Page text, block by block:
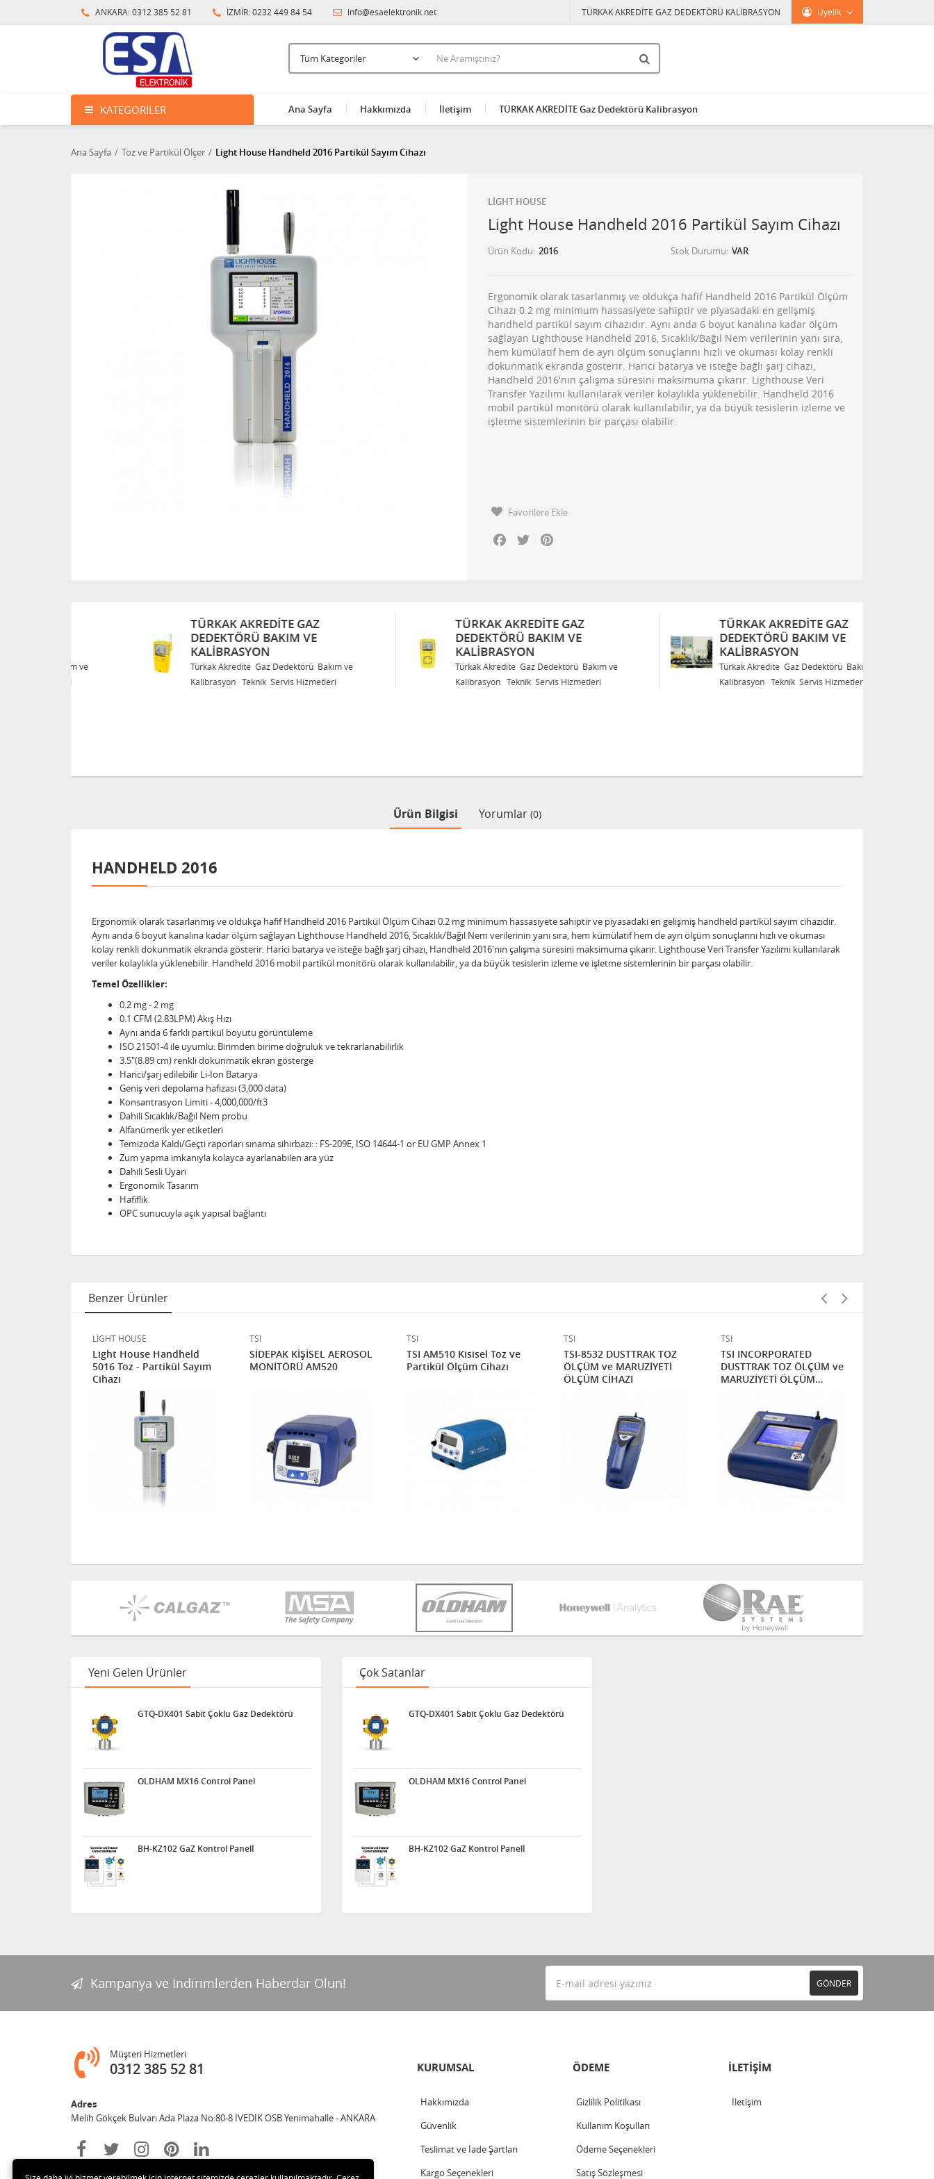
ANKARA: 0312 385 52 81 İZMİR: 0232 449 84 54 info@esaelektronik.net Üyelik
TÜRKAK AKREDİTE GAZ DEDEKTÖRÜ KALİBRASYON
KATEGORILER Ana Sayfa Hakkımızda İletişim TÜRKAK AKREDİTE Gaz Dedektörü Kalibrasyon
Ana Sayfa Toz ve Partikül Ölçer Light House Handheld 2016 Partikül Sayım Cihazı
LİGHT HOUSE
Light House Handheld 2016 Partikül Sayım Cihazı
Ürün Kodu 2016 Stok Durumu VAR
Ergonomik olarak tasarlanmış ve oldukça hafif Handheld 2016 Partikül Ölçüm
Cihazı 0.2 mg minimum hassasiyete sahiptir ve piyasadaki en gelişmiş
handheld partikül sayım cihazıdır. Aynı anda 6 boyut kanalına kadar ölçüm
sağlayan Lighthouse Handheld 2016, Sıcaklık/Bağıl Nem verilerinin yanı sıra,
hem kümülatif hem de ayrı ölçüm sonuçlarını hızlı ve okuması kolay renkli
dokunmatik ekranda gösterir. Harici batarya ve isteğe bağlı şarj cihazı,
Handheld 2016'nın çalışma süresini maksimuma çıkarır. Lighthouse Veri
Transfer Yazılımı kullanılarak veriler kolaylıkla yüklenebilir. Handheld 2016
mobil partikül monitörü olarak kullanılabilir, ya da büyük tesislerin izleme ve
işletme sistemlerinin bir parçası olabilir.
Favorilere Ekle
Facebook
Twitter
TÜRKAK AKREDITE GAZ
DEDEKTÖRÜ BAKIM VE
KALIBRASYON
Türkak Akredite Gaz Dedektörü Bakım ve
Kalibrasyon Teknik Servis Hizmetleri
TÜRKAK AKREDITE GAZ
DEDEKTÖRÜ BAKIM VE
KALIBRASYON
Türkak Akredite Gaz Dedektörü Bakım ve
Kalibrasyon Teknik Servis Hizmetleri
TÜRKAK AKREDITE GAZ
DEDEKTÖRÜ BAKIM VE
KALIBRASYON
Türkak Akredite Gaz Dedektörü Bakım ve
Kalibrasyon Teknik Servis Hizmetleri
Ürün Bilgisi Yorumlar (0)
HANDHELD 2016
Ergonomik olarak tasarlanmış ve oldukça hafif Handheld 2016 Partikül Ölçüm Cihazı 0.2 mg minimum hassasiyete sahiptir ve piyasadaki en gelişmiş handheld partikül sayım cihazıdır.
Aynı anda 6 boyut kanalına kadar ölçüm sağlayan Lighthouse Handheld 2016, Sıcaklık/Bağıl Nem verilerinin yanı sıra, hem kümülatif hem de ayrı ölçüm sonuçlarını hızlı ve okuması
kolay renkli dokunmatik ekranda gösterir. Harici batarya ve isteğe bağlı şarj cihazı, Handheld 2016'nın çalışma süresini maksimuma çıkarır. Lighthouse Veri Transfer Yazılımı kullanılarak
veriler kolaylıkla yüklenebilir. Handheld 2016 mobil partikül monitörü olarak kullanılabilir, ya da büyük tesislerin izleme ve işletme sistemlerinin bir parçası olabilir.
Temel Özellikler:
0.2 mg - 2 mg
0.1 CFM (2.83LPM) Akış Hızı
Aynı anda 6 farklı partikül boyutu görüntüleme
ISO 21501-4 ile uyumlu: Birimden birime doğruluk ve tekrarlanabilirlik
3.5"(8.89 cm) renkli dokunmatik ekran gösterge
Harici/şarj edilebilir Li-Ion Batarya
Geniş veri depolama hafızası (3,000 data)
Konsantrasyon Limiti - 4,000,000/ft3
Dahili Sıcaklık/Bağıl Nem probu
Alfanümerik yer etiketleri
Temizoda Kaldı/Geçti raporları sınama sihirbazı: : FS-209E, ISO 14644-1 or EU GMP Annex 1
Zum yapma imkanıyla kolayca ayarlanabilen ara yüz
Dahili Sesli Uyarı
Ergonomik Tasarım
Hafiflik
OPC sunucuyla açık yapısal bağlantı
Benzer Ürünler
LİGHT HOUSE
Light House Handheld
5016 Toz - Partikül Sayım
Cihazı
TSI
SİDEPAK KİŞİSEL AEROSOL
MONİTÖRÜ AM520
TSI
TSI AM510 Kisisel Toz ve
Partikül Ölçüm Cihazı
TSI
TSI-8532 DUSTTRAK TOZ
ÖLÇÜM ve MARUZİYETİ
ÖLÇÜM CİHAZI
TSI
TSI INCORPORATED
DUSTTRAK TOZ ÖLÇÜM ve
MARUZİYETİ ÖLÇÜM
Yeni Gelen Ürünler
GTQ-DX401 Sabit Çoklu Gaz Dedektörü
OLDHAM MX16 Control Panel
BH-KZ102 GaZ Kontrol Panelİ
Çok Satanlar
GTQ-DX401 Sabit Çoklu Gaz Dedektörü
OLDHAM MX16 Control Panel
BH-KZ102 GaZ Kontrol Panelİ
Kampanya ve İndirimlerden Haberdar Olun! GÖNDER
Müşteri Hizmetleri
0312 385 52 81
Adres
Melih Gökçek Bulvarı Ada Plaza No:80-8 İVEDİK OSB Yenimahalle - ANKARA
KURUMSAL
Hakkımızda
Güvenlik
Teslimat ve İade Şartları
Kargo Seçenekleri
ÖDEME
Gizlilik Politikası
Kullanım Koşulları
Ödeme Seçenekleri
Satış Sözleşmesi
İLETİŞİM
İletişim